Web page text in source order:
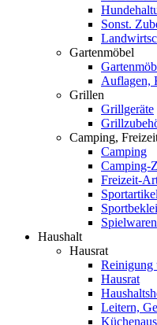
Sonst.
Gartenmöbel
Auflagen,
Grillen
Grillgeräte
Camping,
Camping
Camping-
Freizeit-
Sportartikel
Spielwaren
Haushalt
Hausrat
Reinigung
Hausrat
Leitern,